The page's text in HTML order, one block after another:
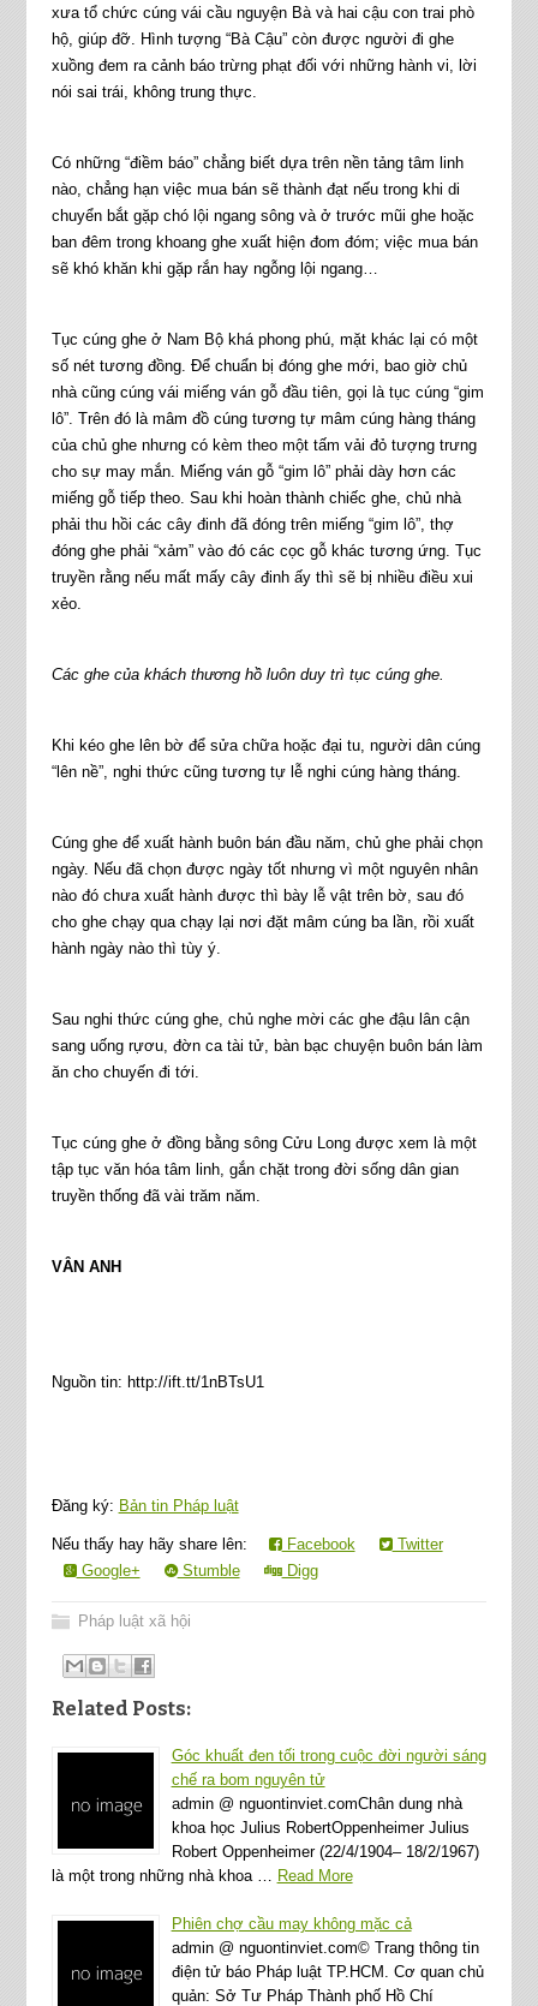
xưa tổ chức cúng vái cầu nguyện Bà và hai cậu con trai phò
hộ, giúp đỡ. Hình tượng “Bà Cậu” còn được người đi ghe
xuồng đem ra cảnh báo trừng phạt đối với những hành vi, lời
nói sai trái, không trung thực.
Có những “điềm báo” chẳng biết dựa trên nền tảng tâm linh
nào, chẳng hạn việc mua bán sẽ thành đạt nếu trong khi di
chuyển bắt gặp chó lội ngang sông và ở trước mũi ghe hoặc
ban đêm trong khoang ghe xuất hiện đom đóm; việc mua bán
sẽ khó khăn khi gặp rắn hay ngỗng lội ngang…
Tục cúng ghe ở Nam Bộ khá phong phú, mặt khác lại có một
số nét tương đồng. Để chuẩn bị đóng ghe mới, bao giờ chủ
nhà cũng cúng vái miếng ván gỗ đầu tiên, gọi là tục cúng “gim
lô”. Trên đó là mâm đồ cúng tương tự mâm cúng hàng tháng
của chủ ghe nhưng có kèm theo một tấm vải đỏ tượng trưng
cho sự may mắn. Miếng ván gỗ “gim lô” phải dày hơn các
miếng gỗ tiếp theo. Sau khi hoàn thành chiếc ghe, chủ nhà
phải thu hồi các cây đinh đã đóng trên miếng “gim lô”, thợ
đóng ghe phải “xảm” vào đó các cọc gỗ khác tương ứng. Tục
truyền rằng nếu mất mấy cây đinh ấy thì sẽ bị nhiều điều xui
xẻo.
Các ghe của khách thương hồ luôn duy trì tục cúng ghe.
Khi kéo ghe lên bờ để sửa chữa hoặc đại tu, người dân cúng
“lên nề”, nghi thức cũng tương tự lễ nghi cúng hàng tháng.
Cúng ghe để xuất hành buôn bán đầu năm, chủ ghe phải chọn
ngày. Nếu đã chọn được ngày tốt nhưng vì một nguyên nhân
nào đó chưa xuất hành được thì bày lễ vật trên bờ, sau đó
cho ghe chạy qua chạy lại nơi đặt mâm cúng ba lần, rồi xuất
hành ngày nào thì tùy ý.
Sau nghi thức cúng ghe, chủ nghe mời các ghe đậu lân cận
sang uống rựơu, đờn ca tài tử, bàn bạc chuyện buôn bán làm
ăn cho chuyến đi tới.
Tục cúng ghe ở đồng bằng sông Cửu Long được xem là một
tập tục văn hóa tâm linh, gắn chặt trong đời sống dân gian
truyền thống đã vài trăm năm.
VÂN ANH
Nguồn tin: http://ift.tt/1nBTsU1
Đăng ký: Bản tin Pháp luật
Nếu thấy hay hãy share lên: Facebook
Twitter
Google+
Stumble Digg
Pháp luật xã hội
Related Posts:
Góc khuất đen tối trong cuộc đời người sáng
chế ra bom nguyên tử
admin @ nguontinviet.comChân dung nhà
khoa học Julius RobertOppenheimer Julius
Robert Oppenheimer (22/4/1904– 18/2/1967)
là một trong những nhà khoa …
Read More
Phiên chợ cầu may không mặc cả
admin @ nguontinviet.com© Trang thông tin
điện tử báo Pháp luật TP.HCM. Cơ quan chủ
quản: Sở Tư Pháp Thành phố Hồ Chí